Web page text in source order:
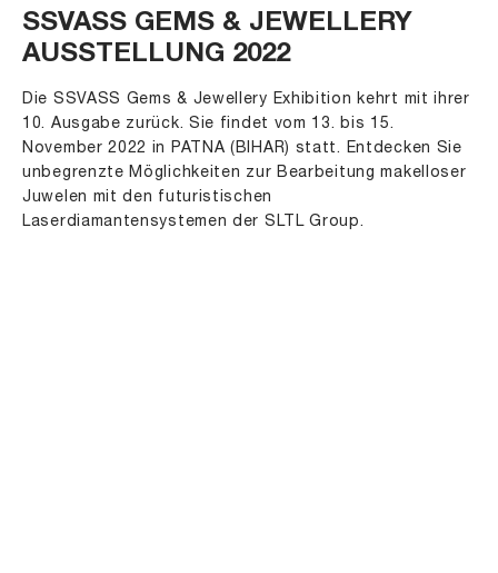
SSVASS GEMS & JEWELLERY
AUSSTELLUNG 2022
Die SSVASS Gems & Jewellery Exhibition kehrt mit ihrer
10. Ausgabe zurück. Sie findet vom 13. bis 15.
November 2022 in PATNA (BIHAR) statt. Entdecken Sie
unbegrenzte Möglichkeiten zur Bearbeitung makelloser
Juwelen mit den futuristischen
Laserdiamantensystemen der SLTL Group.